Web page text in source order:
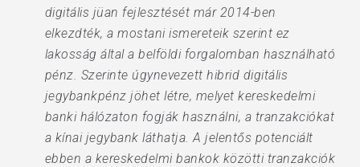
digitális jüan fejlesztését már 2014-ben
elkezdték, a mostani ismereteik szerint ez
lakosság által a belföldi forgalomban használható
pénz. Szerinte úgynevezett hibrid digitális
jegybankpénz jöhet létre, melyet kereskedelmi
banki hálózaton fogják használni, a tranzakciókat
a kínai jegybank láthatja. A jelentős potenciált
ebben a kereskedelmi bankok közötti tranzakciók